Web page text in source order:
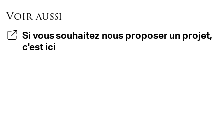
Voir aussi
Si vous souhaitez nous proposer un projet,
c'est ici